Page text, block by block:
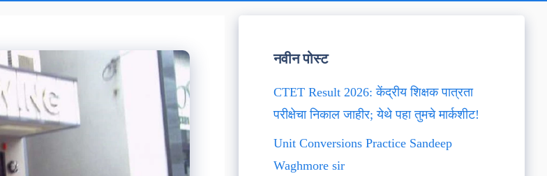
नवीन पोस्ट
CTET Result 2026: केंद्रीय शिक्षक पात्रता
परीक्षेचा निकाल जाहीर; येथे पहा तुमचे मार्कशीट!
Unit Conversions Practice Sandeep
Waghmore sir